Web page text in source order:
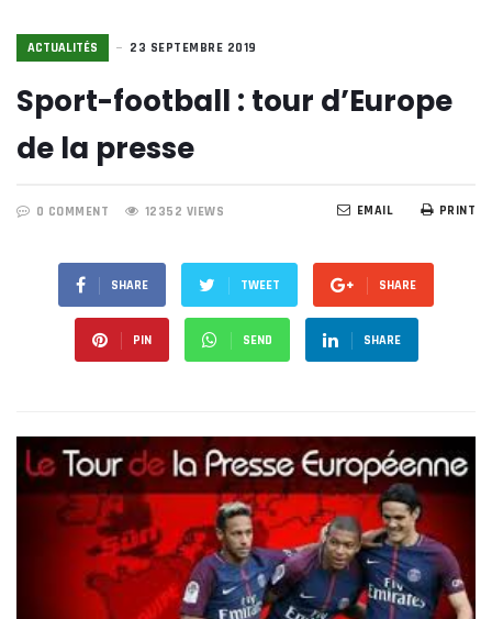
ACTUALITÉS 23 SEPTEMBRE 2019
Sport-football : tour d’Europe
de la presse
0 COMMENT 12352 VIEWS PRINT
EMAIL
SHARE TWEET SHARE
PIN SEND SHARE